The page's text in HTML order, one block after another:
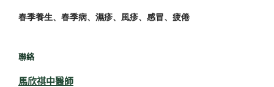
春季養生、春季病、濕疹、風疹、感冒、疲倦
聯絡
馬欣祺中醫師